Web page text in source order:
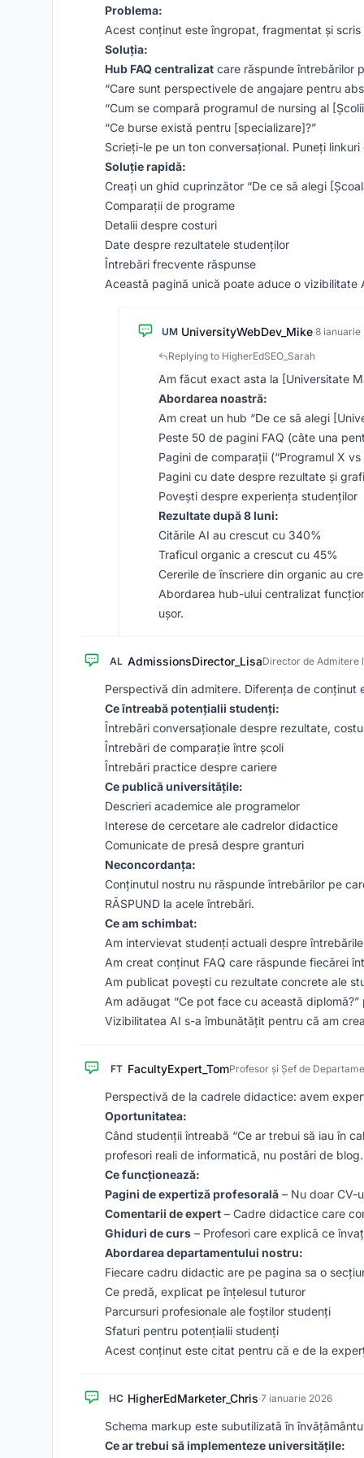
Problema:
Acest conținut este îngropat, fragmentat și
Soluția:
Hub FAQ centralizat care răspunde întrebărilor
“Care sunt perspectivele de angajare pentru
“Cum se compară programul de nursing al
“Ce burse există pentru [specializare]?”
Scrieți-le pe un ton conversațional. Puneți
Soluție rapidă:
Creați un ghid cuprinzător “De ce să alegi
Comparații de programe
Detalii despre costuri
Date despre rezultatele studenților
Întrebări frecvente răspunse
Această pagină unică poate aduce o vizibilitate
UM UniversityWebDev_Mike·8 ianuarie
Replying to HigherEdSEO_Sarah
Am făcut exact asta la [Universitate
Abordarea noastră:
Am creat un hub “De ce să alegi
Peste 50 de pagini FAQ (câte una
Pagini de comparații (“Programul X vs
Pagini cu date despre rezultate și
Povești despre experiența studenților
Rezultate după 8 luni:
Citările AI au crescut cu 340%
Traficul organic a crescut cu 45%
Cererile de înscriere din organic au
Abordarea hub-ului centralizat
ușor.
AL AdmissionsDirector_LisaDirector de Admitere
Perspectivă din admitere. Diferența de conținut
Ce întreabă potențialii studenți:
Întrebări conversaționale despre rezultate,
Întrebări de comparație între școli
Întrebări practice despre cariere
Ce publică universitățile:
Descrieri academice ale programelor
Interese de cercetare ale cadrelor didactice
Comunicate de presă despre granturi
Neconcordanța:
Conținutul nostru nu răspunde întrebărilor pe
RĂSPUND la acele întrebări.
Ce am schimbat:
Am intervievat studenți actuali despre
Am creat conținut FAQ care răspunde fiecărei
Am publicat povești cu rezultate concrete ale
Am adăugat “Ce pot face cu această
Vizibilitatea AI s-a îmbunătățit pentru că am
FT FacultyExpert_TomProfesor și Șef de
Perspectivă de la cadrele didactice: avem
Oportunitatea:
Când studenții întreabă “Ce ar trebui să iau în
profesori reali de informatică, nu postări de blog.
Ce funcționează:
Pagini de expertiză profesorală – Nu doar CV-
Comentarii de expert – Cadre didactice care
Ghiduri de curs – Profesori care explică ce
Abordarea departamentului nostru:
Fiecare cadru didactic are pe pagina sa o
Ce predă, explicat pe înțelesul tuturor
Parcursuri profesionale ale foștilor studenți
Sfaturi pentru potențialii studenți
Acest conținut este citat pentru că e de la
HC HigherEdMarketer_Chris·7 ianuarie 2026
Schema markup este subutilizată în
Ce ar trebui să implementeze universitățile: